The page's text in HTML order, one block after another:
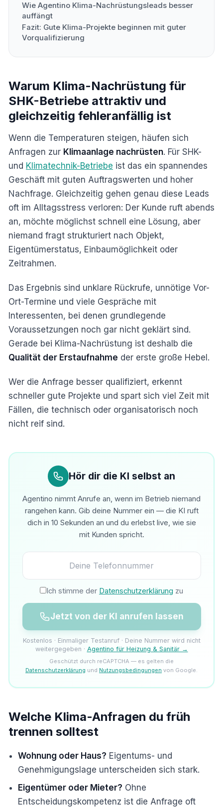
Wie Agentino Klima-Nachrüstungsleads besser
auffängt
Fazit: Gute Klima-Projekte beginnen mit guter
Vorqualifizierung
Warum Klima-Nachrüstung für
SHK-Betriebe attraktiv und
gleichzeitig fehleranfällig ist
Wenn die Temperaturen steigen, häufen sich
Anfragen zur Klimaanlage nachrüsten. Für SHK-
und Klimatechnik-Betriebe ist das ein spannendes
Geschäft mit guten Auftragswerten und hoher
Nachfrage. Gleichzeitig gehen genau diese Leads
oft im Alltagsstress verloren: Der Kunde ruft abends
an, möchte möglichst schnell eine Lösung, aber
niemand fragt strukturiert nach Objekt,
Eigentümerstatus, Einbaumöglichkeit oder
Zeitrahmen.
Das Ergebnis sind unklare Rückrufe, unnötige Vor-
Ort-Termine und viele Gespräche mit
Interessenten, bei denen grundlegende
Voraussetzungen noch gar nicht geklärt sind.
Gerade bei Klima-Nachrüstung ist deshalb die
Qualität der Erstaufnahme der erste große Hebel.
Wer die Anfrage besser qualifiziert, erkennt
schneller gute Projekte und spart sich viel Zeit mit
Fällen, die technisch oder organisatorisch noch
nicht reif sind.
Hör dir die KI selbst an
Agentino nimmt Anrufe an, wenn im Betrieb niemand
rangehen kann. Gib deine Nummer ein — die KI ruft
dich in 10 Sekunden an und du erlebst live, wie sie
mit Kunden spricht.
Ich stimme der Datenschutzerklärung zu
Jetzt von der KI anrufen lassen
Kostenlos · Einmaliger Testanruf · Deine Nummer wird nicht
weitergegeben · Agentino für Heizung & Sanitär →
Geschützt durch reCAPTCHA — es gelten die
Datenschutzerklärung und Nutzungsbedingungen von Google.
Welche Klima-Anfragen du früh
trennen solltest
Wohnung oder Haus? Eigentums- und
Genehmigungslage unterscheiden sich stark.
Eigentümer oder Mieter? Ohne
Entscheidungskompetenz ist die Anfrage oft